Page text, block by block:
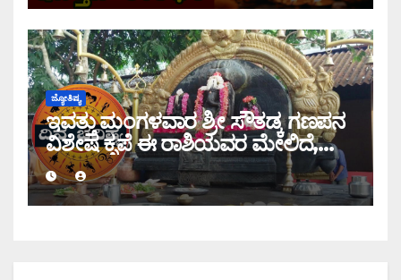
ಜ್ಯೋತಿಷ್ಯ
ಇವತ್ತು ಮಂಗಳವಾರ ಶ್ರೀ ಸೌತಡ್ಕ ಗಣಪನ
ವಿಶೇಷ ಕೃಪೆ ಈ ರಾಶಿಯವರ ಮೇಲಿದೆ,
ಇಂದಿನ ರಾಶಿ ಭವಿಷ್ಯ ತಿಳಿಯಿರಿ